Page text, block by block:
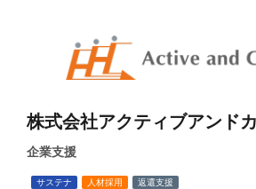
株式会社アクティブアンド
企業支援
サステナ 人材採用 返還支援